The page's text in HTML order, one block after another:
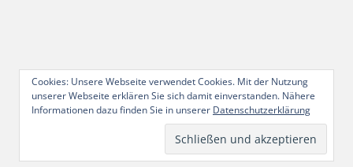
Cookies: Unsere Webseite verwendet Cookies. Mit der Nutzung
unserer Webseite erklären Sie sich damit einverstanden. Nähere
Informationen dazu finden Sie in unserer Datenschutzerklärung